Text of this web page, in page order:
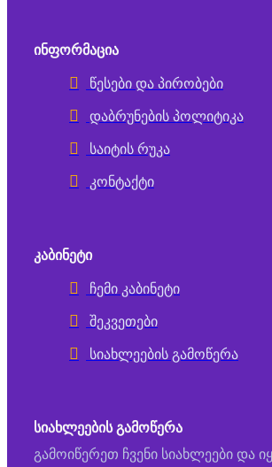
ᲘᲜᲤᲝᲠᲛᲐᲪᲘᲐ
წესები და პირობები
დაბრუნების პოლიტიკა
საიტის რუკა
კონტაქტი
ᲙᲐᲑᲘᲜᲔᲢᲘ
ჩემი კაბინეტი
შეკვეთები
სიახლეების გამოწერა
ᲡᲘᲐᲮᲚᲔᲔᲑᲘᲡ ᲒᲐᲛᲝᲬᲔᲠᲐ
გამოიწერეთ ჩვენი სიახლეები და